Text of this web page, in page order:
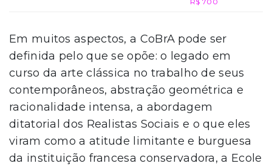
Em muitos aspectos, a CoBrA pode ser
definida pelo que se opõe: o legado em
curso da arte clássica no trabalho de seus
contemporâneos, abstração geométrica e
racionalidade intensa, a abordagem
ditatorial dos Realistas Sociais e o que eles
viram como a atitude limitante e burguesa
da instituição francesa conservadora, a Ecole